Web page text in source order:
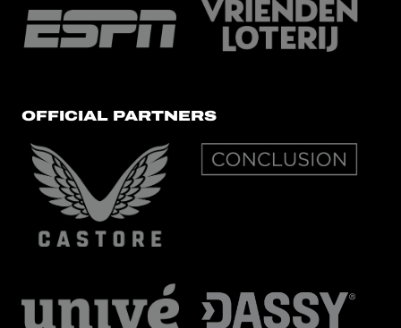
OFFICIAL PARTNERS